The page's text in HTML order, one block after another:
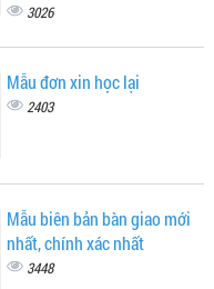
3026
Mẫu đơn xin học lại
2403
Mẫu biên bản bàn giao mới
nhất, chính xác nhất
3448